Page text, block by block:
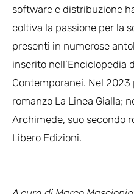
software e distribuzione
coltiva la passione per la
presenti in numerose
inserito nell’Enciclopedia
Contemporanei. Nel
romanzo La Linea Gialla;
Archimede, suo secondo
Libero Edizioni.